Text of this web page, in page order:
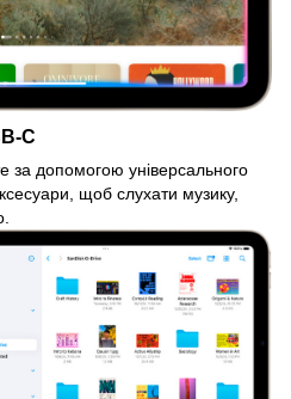
C
за допомогою універсального
щоб слухати музику,